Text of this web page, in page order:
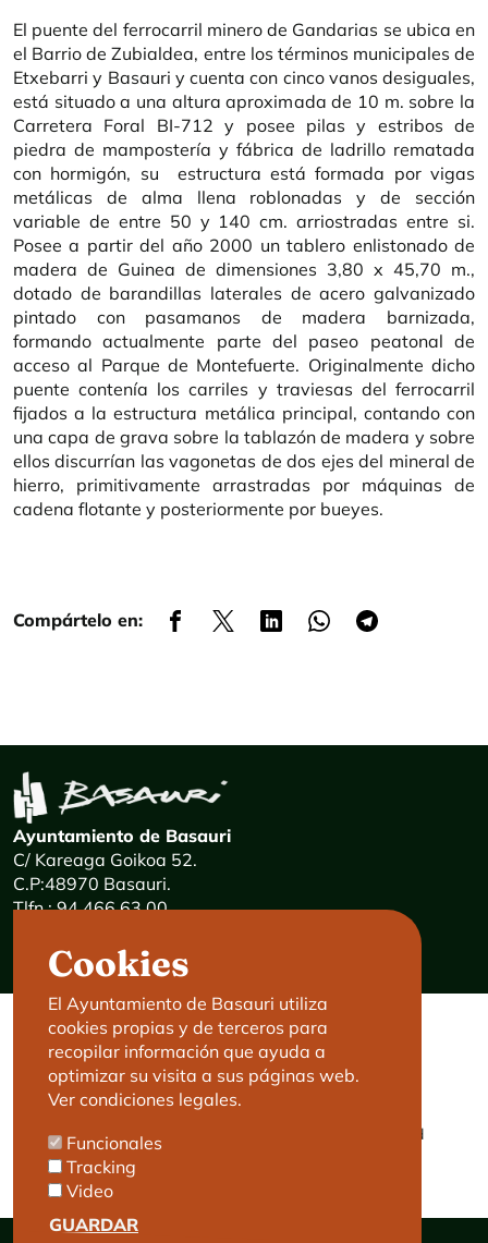
El puente del ferrocarril minero de Gandarias se ubica en
el Barrio de Zubialdea, entre los términos municipales de
Etxebarri y Basauri y cuenta con cinco vanos desiguales,
está situado a una altura aproximada de 10 m. sobre la
Carretera Foral BI-712 y posee pilas y estribos de
piedra de mampostería y fábrica de ladrillo rematada
con hormigón, su estructura está formada por vigas
metálicas de alma llena roblonadas y de sección
variable de entre 50 y 140 cm. arriostradas entre si.
Posee a partir del año 2000 un tablero enlistonado de
madera de Guinea de dimensiones 3,80 x 45,70 m.,
dotado de barandillas laterales de acero galvanizado
pintado con pasamanos de madera barnizada,
formando actualmente parte del paseo peatonal de
acceso al Parque de Montefuerte. Originalmente dicho
puente contenía los carriles y traviesas del ferrocarril
fijados a la estructura metálica principal, contando con
una capa de grava sobre la tablazón de madera y sobre
ellos discurrían las vagonetas de dos ejes del mineral de
hierro, primitivamente arrastradas por máquinas de
cadena flotante y posteriormente por bueyes.
Compártelo en:
Cookies
El Ayuntamiento de Basauri utiliza
cookies propias y de terceros para
recopilar información que ayuda a
optimizar su visita a sus páginas web.
Ver condiciones legales.
Funcionales
Tracking
Video
GUARDAR
Ayuntamiento de Basauri
C/ Kareaga Goikoa 52.
C.P:48970 Basauri.
Tlfn.: 94 466 63 00
E-mail: haz@basauri.eus
CONTACTO
Basauri le atiende
Cita previa
LEGAL
Aviso legal
Política de privacidad